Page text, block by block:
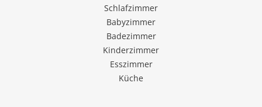
Schlafzimmer
Babyzimmer
Badezimmer
Kinderzimmer
Esszimmer
Küche